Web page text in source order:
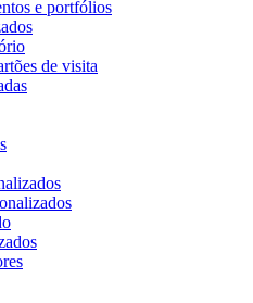
e portfólios
de visita